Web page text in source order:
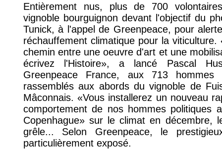
Entièrement nus, plus de 700
vignoble bourguignon devant l'objectif du
Tunick, à l'appel de Greenpeace, pour
réchauffement climatique pour la
chemin entre une oeuvre d'art et une
écrivez l'Histoire», a lancé Pascal
Greenpeace France, aux 713
rassemblés aux abords du vignoble de
Mâconnais. «Vous installerez un nouveau
comportement de nos hommes politiques
Copenhague» sur le climat en décembre,
grêle... Selon Greenpeace, le
particulièrement exposé.